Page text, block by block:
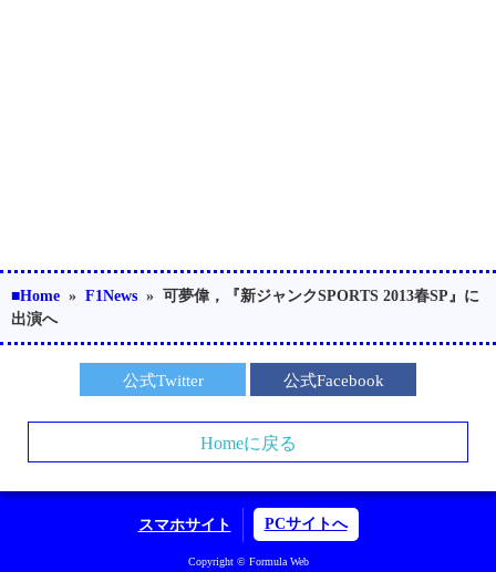
■Home » F1News » 可夢偉，『新ジャンクSPORTS 2013春SP』に
出演へ
公式Twitter 公式Facebook
Homeに戻る
スマホサイト PCサイトへ
Copyright © Formula Web